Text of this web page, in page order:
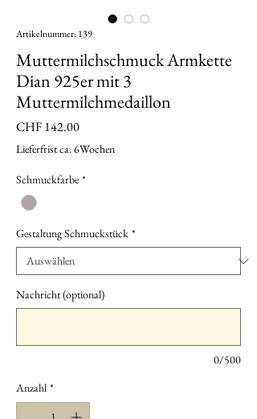
Artikelnummer: 139
Muttermilchschmuck Armkette
Dian 925er mit 3
Muttermilchmedaillon
CHF 142.00Preis
Lieferfrist ca. 6Wochen
Schmuckfarbe *
Gestaltung Schmuckstück *
Nachricht (optional)
0/500
Anzahl *